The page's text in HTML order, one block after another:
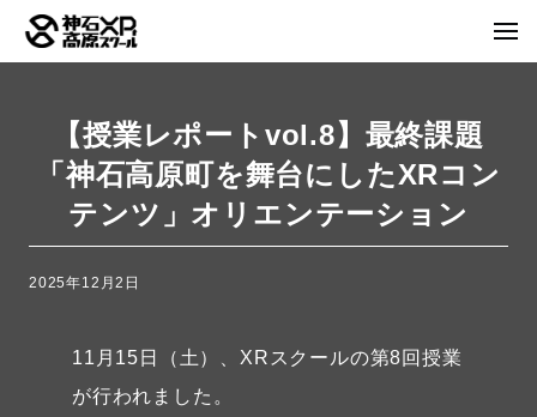
【授業レポートvol.8】最終課題
「神石高原町を舞台にしたXRコン
テンツ」オリエンテーション
2025年12月2日
11月15日（土）、XRスクールの第8回授業
が行われました。